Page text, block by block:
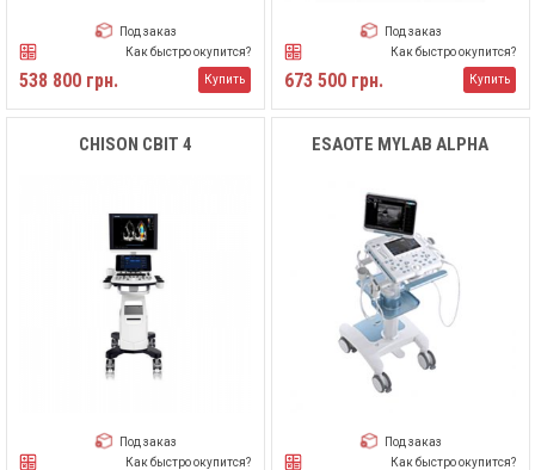
Под заказ
Как быстро окупится?
538 800 грн. Купить
Под заказ
Как быстро окупится?
673 500 грн. Купить
CHISON CBIT 4
Под заказ
Как быстро окупится?
ESAOTE MYLAB ALPHA
Под заказ
Как быстро окупится?